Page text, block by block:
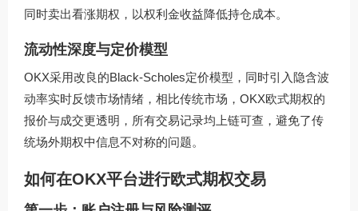
同时卖出看涨期权，以权利金收益降低持仓成本。
流动性深度与定价模型
OKX采用改良的Black-Scholes定价模型，同时引入隐含波
动率实时反馈市场情绪，相比传统市场，OKX欧式期权的
报价与成交更透明，所有交易记录均上链可查，避免了传
统场外期权中信息不对称的问题。
如何在OKX平台进行欧式期权交易